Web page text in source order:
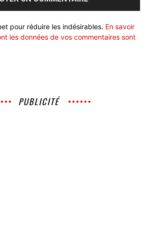
pour réduire les indésirables. En savoir
les données de vos commentaires sont
PUBLICITÉ